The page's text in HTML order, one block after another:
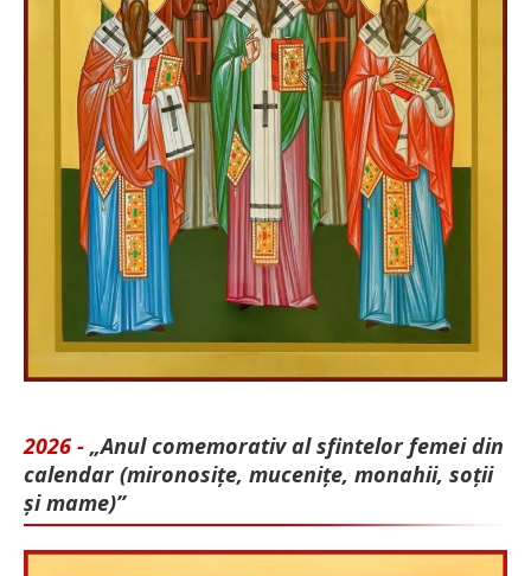
2026 - „Anul comemorativ al sfintelor femei din
calendar (mironosițe, mu­cenițe, monahii, soții
și mame)”